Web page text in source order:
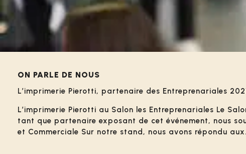
ON PARLE DE NOUS
L’imprimerie Pierotti, partenaire des Entreprenariales
L’imprimerie Pierotti au Salon les Entreprenariales Le
tant que partenaire exposant de cet événement, nous
et Commerciale Sur notre stand, nous avons répondu